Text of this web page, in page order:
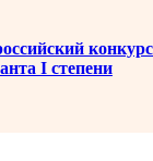
I степени